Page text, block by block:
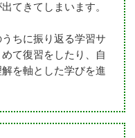
てきてしまいます。
ちに振り返る学習サ
て復習をしたり、自
を軸とした学びを進